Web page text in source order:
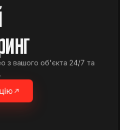
з вашого об'єкта 24/7 та